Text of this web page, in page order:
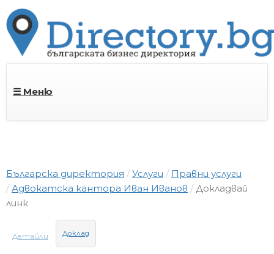
☰ Меню
Българска директория Услуги
Правни услуги
Адвокатска кантора Иван Иванов
Докладвай
линк
Детайли Доклад